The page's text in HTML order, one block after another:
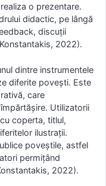
o prezentare.
didactic, pe lângă
discuții
2022).
dintre instrumentele
diferite povești. Este
care
Utilizatorii
coperta, titlul,
ilustrații.
poveștile, astfel
permițând
2022).